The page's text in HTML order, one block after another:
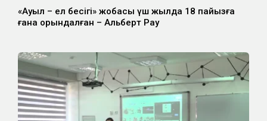
«Ауыл – ел бесігі» жобасы үш жылда 18 пайызға
ғана орындалған – Альберт Рау